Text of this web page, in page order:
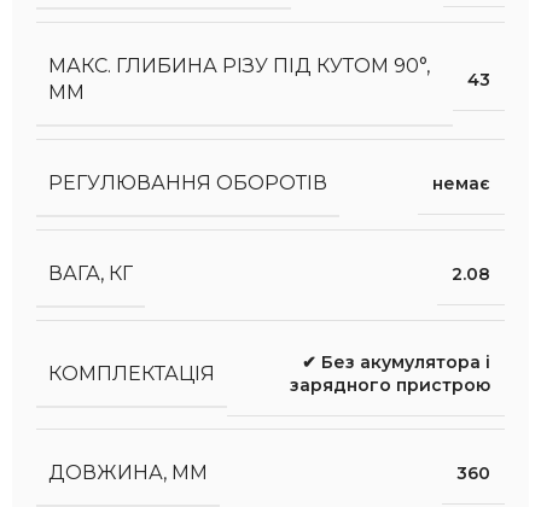
МАКС. ГЛИБИНА РІЗУ ПІД КУТОМ 90°,
ММ
43
РЕГУЛЮВАННЯ ОБОРОТІВ немає
ВАГА, КГ 2.08
КОМПЛЕКТАЦІЯ
✔ Без акумулятора і
зарядного пристрою
ДОВЖИНА, ММ 360